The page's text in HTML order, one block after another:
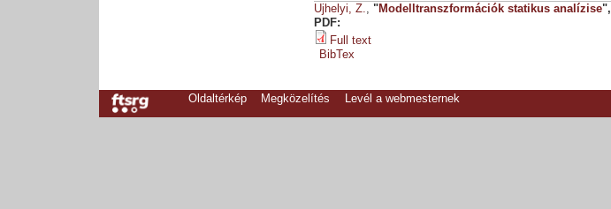
Ujhelyi, Z., "Modelltranszformációk statikus analízise",
PDF:
Full text
BibTex
Oldaltérkép Megközelítés Levél a webmesternek